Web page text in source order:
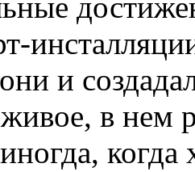
и
в нем
когда